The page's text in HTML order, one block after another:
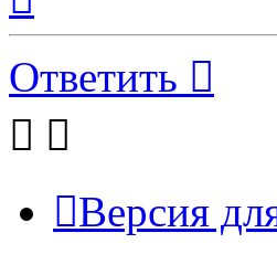
началу
Ответить
Версия